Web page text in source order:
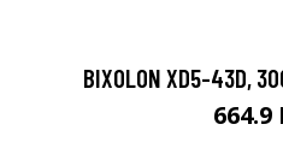
BIXOLON XD5-43D,
664.9